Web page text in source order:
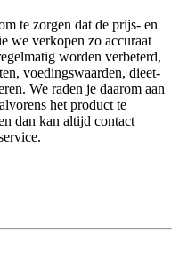
te zorgen dat de prijs- en
we verkopen zo accuraat
worden verbeterd,
voedingswaarden, dieet-
We raden je daarom aan
het product te
dan kan altijd contact